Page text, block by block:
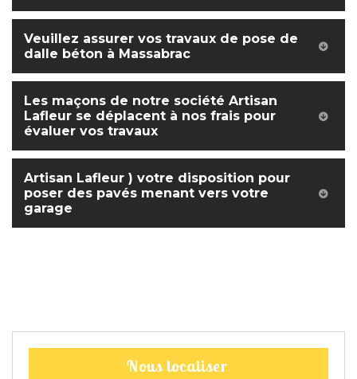
Veuillez assurer vos travaux de pose de
dalle béton à Massabrac
Les maçons de notre société Artisan
Lafleur se déplacent à nos frais pour
évaluer vos travaux
Artisan Lafleur ) votre disposition pour
poser des pavés menant vers votre
garage
Nous localiser